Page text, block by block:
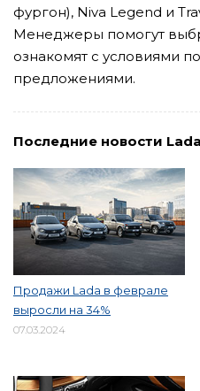
фургон), Niva Legend и
Менеджеры помогут
ознакомят с условиями
предложениями.
Последние новости Lada
Продажи Lada в феврале
выросли на 34%
07.03.2024